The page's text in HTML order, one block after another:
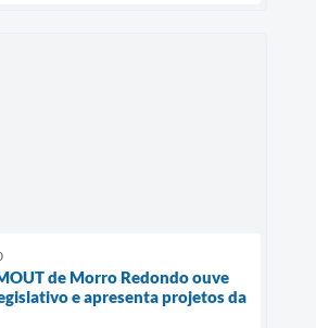
de Morro Redondo ouve
e apresenta projetos da